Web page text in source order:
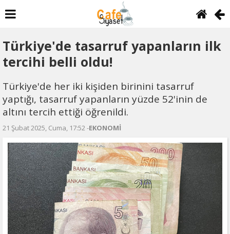
Türkiye'de tasarruf yapanların ilk
tercihi belli oldu!
Türkiye'de her iki kişiden birinini tasarruf
yaptığı, tasarruf yapanların yüzde 52'inin de
altını tercih ettiği öğrenildi.
21 Şubat 2025, Cuma, 17:52 -EKONOMİ